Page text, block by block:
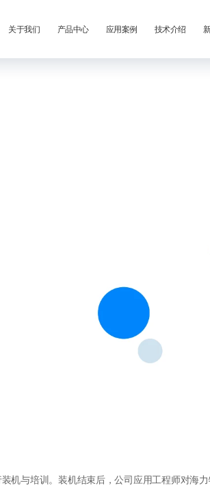
关于我们 产品中心 应用案例 技术介绍
机与培训。装机结束后，公司应用工程师对海